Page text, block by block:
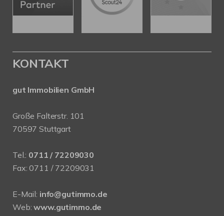
KONTAKT
gut Immobilien GmbH
Große Falterstr. 101
70597 Stuttgart
Tel.: 0711 / 72209030
Fax: 0711 / 72209031
E-Mail: info@gutimmo.de
Web:www.gutimmo.de